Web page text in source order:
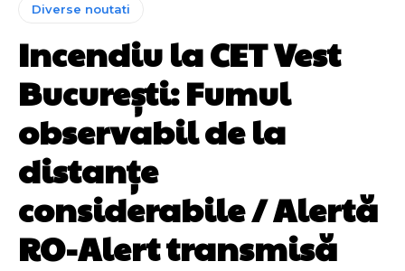
Diverse noutati
Incendiu la CET Vest
București: Fumul
observabil de la
distanțe
considerabile / Alertă
RO-Alert transmisă